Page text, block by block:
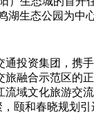
湖生态公园为中
资集团，携手
合示范区的正
文化旅游交流
和春晓规划引